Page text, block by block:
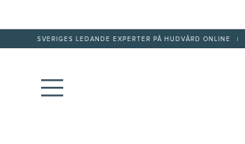
SVERIGES LEDANDE EXPERTER PÅ HUDVÅRD ONLINE